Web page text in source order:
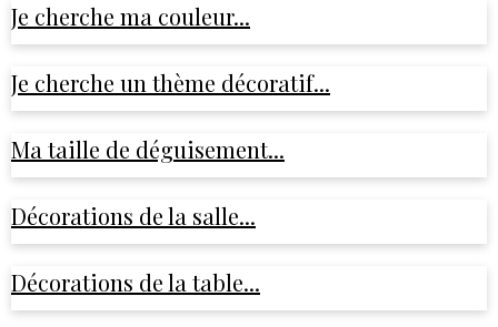
Je cherche ma couleur...
Je cherche un thème décoratif...
Ma taille de déguisement...
Décorations de la salle...
Décorations de la table...